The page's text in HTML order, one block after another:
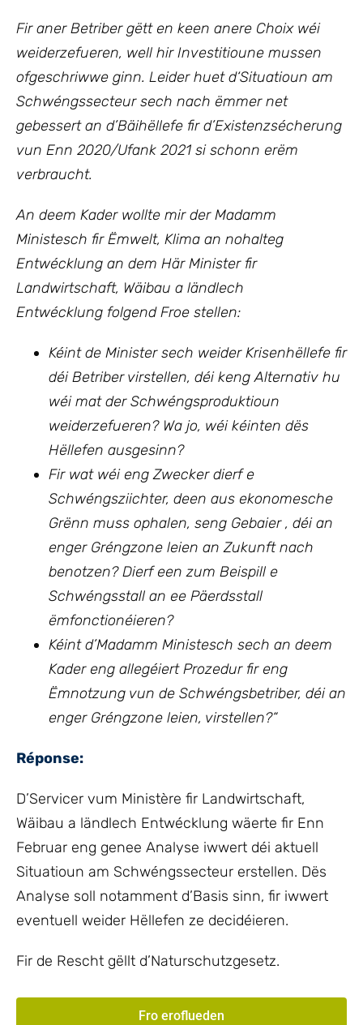
Fir aner Betriber gëtt en keen anere Choix wéi
weiderzefueren, well hir Investitioune mussen
ofgeschriwwe ginn. Leider huet d‘Situatioun am
Schwéngssecteur sech nach ëmmer net
gebessert an d’Bäihëllefe fir d’Existenzsécherung
vun Enn 2020/Ufank 2021 si schonn erëm
verbraucht.
An deem Kader wollte mir der Madamm
Ministesch fir Ëmwelt, Klima an nohalteg
Entwécklung an dem Här Minister fir
Landwirtschaft, Wäibau a ländlech
Entwécklung folgend Froe stellen:
Kéint de Minister sech weider Krisenhëllefe fir
déi Betriber virstellen, déi keng Alternativ hu
wéi mat der Schwéngsproduktioun
weiderzefueren? Wa jo, wéi kéinten dës
Hëllefen ausgesinn?
Fir wat wéi eng Zwecker dierf e
Schwéngsziichter, deen aus ekonomesche
Grënn muss ophalen, seng Gebaier , déi an
enger Gréngzone leien an Zukunft nach
benotzen? Dierf een zum Beispill e
Schwéngsstall an ee Päerdsstall
ëmfonctionéieren?
Kéint d’Madamm Ministesch sech an deem
Kader eng allegéiert Prozedur fir eng
Ëmnotzung vun de Schwéngsbetriber, déi an
enger Gréngzone leien, virstellen?“
Réponse:
D’Servicer vum Ministère fir Landwirtschaft,
Wäibau a ländlech Entwécklung wäerte fir Enn
Februar eng genee Analyse iwwert déi aktuell
Situatioun am Schwéngssecteur erstellen. Dës
Analyse soll notamment d’Basis sinn, fir iwwert
eventuell weider Hëllefen ze decidéieren.
Fir de Rescht gëllt d’Naturschutzgesetz.
Fro eroflueden